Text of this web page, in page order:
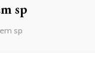
sp
sp